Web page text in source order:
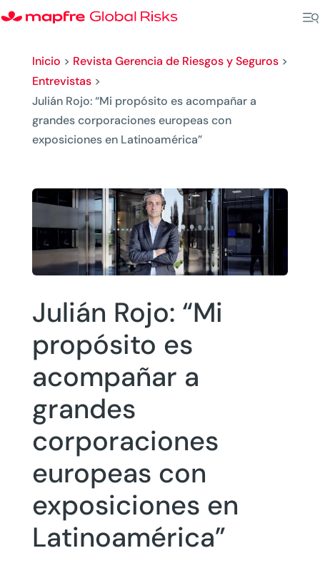
Inicio > Revista Gerencia de Riesgos y Seguros>
Entrevistas>
Julián Rojo: “Mi propósito es acompañar a
grandes corporaciones europeas con
exposiciones en Latinoamérica”
Julián Rojo: “Mi
propósito es
acompañar a
grandes
corporaciones
europeas con
exposiciones en
Latinoamérica”